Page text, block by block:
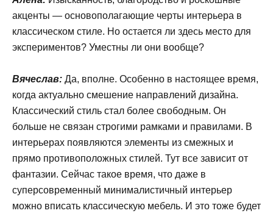
акценты — основополагающие черты интерьера в
классическом стиле. Но остается ли здесь место для
экспериментов? Уместны ли они вообще?
Вячеслав: Да, вполне. Особенно в настоящее время,
когда актуально смешение направлений дизайна.
Классический стиль стал более свободным. Он
больше не связан строгими рамками и правилами. В
интерьерах появляются элементы из смежных и
прямо противоположных стилей. Тут все зависит от
фантазии. Сейчас такое время, что даже в
суперсовременный минималистичный интерьер
можно вписать классическую мебель. И это тоже будет